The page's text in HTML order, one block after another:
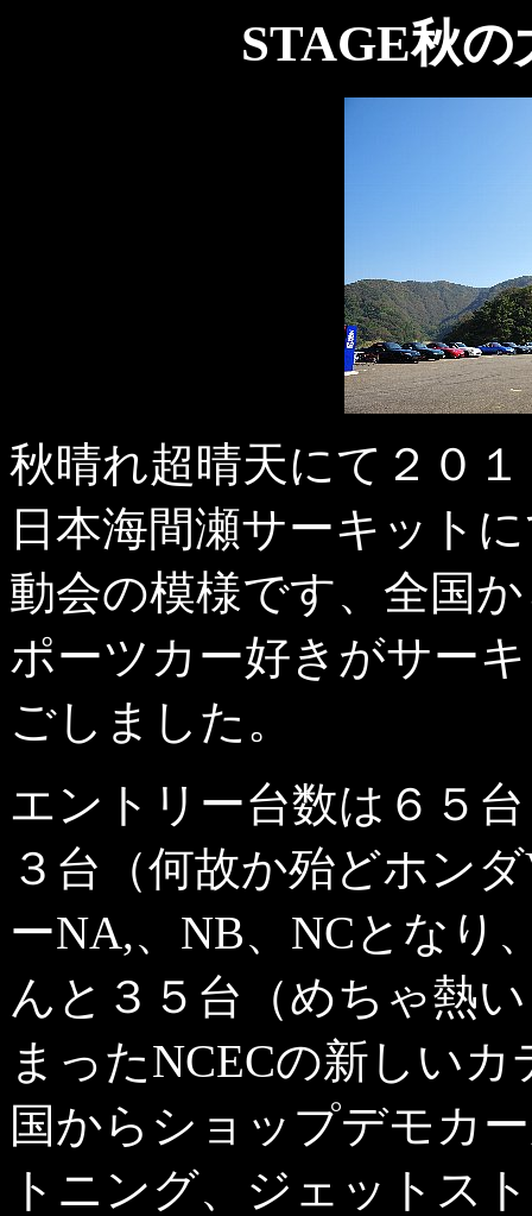
STAGE秋
秋晴れ超晴天にて２０
日本海間瀬サーキット
動会の模様です、全国
ポーツカー好きがサー
ごしました。
エントリー台数は６５
３台（何故か殆どホン
ーNA,、NB、NCとなり
んと３５台（めちゃ熱
まったNCECの新しい
国からショップデモカ
トニング、ジェットス